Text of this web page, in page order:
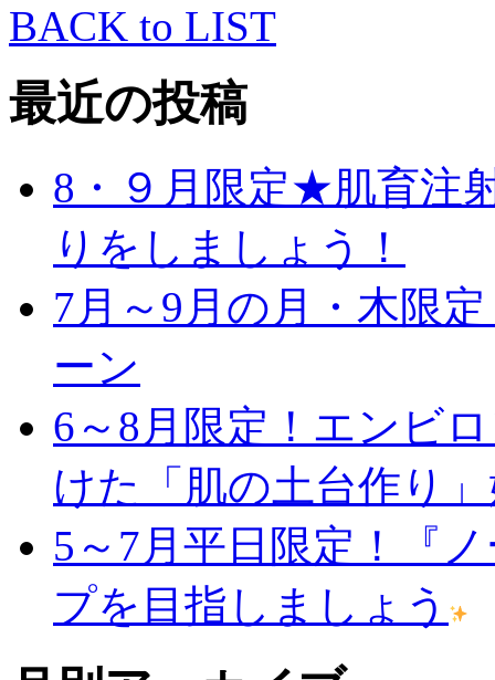
BACK to LIST
最近の投稿
8・９月限定★肌育注
りをしましょう！
7月～9月の月・木限
ーン
6～8月限定！エンビ
けた「肌の土台作り
5～7月平日限定！『
プを目指しましょう